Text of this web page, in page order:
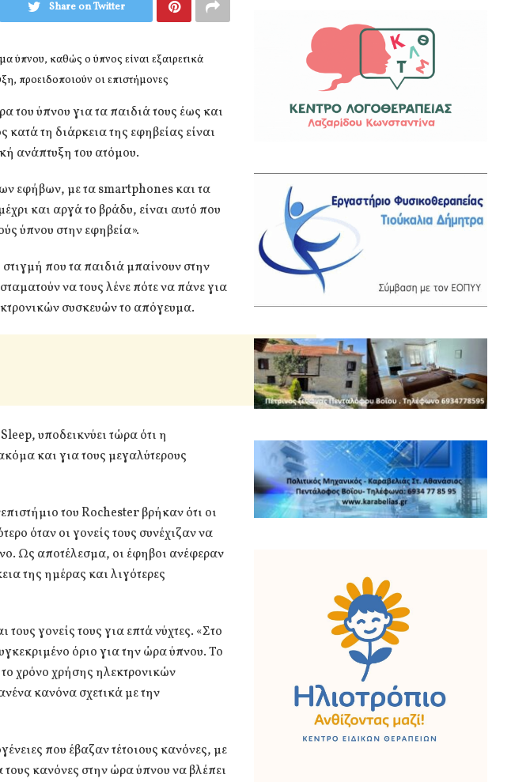
Share on Twitter
ύπνου, καθώς ο ύπνος είναι εξαιρετικά
προειδοποιούν οι επιστήμονες
του ύπνου για τα παιδιά τους έως και
τη διάρκεια της εφηβείας είναι
ανάπτυξη του ατόμου.
εφήβων, με τα smartphones και τα
και αργά το βράδυ, είναι αυτό που
ύπνου στην εφηβεία».
στιγμή που τα παιδιά μπαίνουν στην
να τους λένε πότε να πάνε για
συσκευών το απόγευμα.
υποδεικνύει τώρα ότι η
και για τους μεγαλύτερους
του Rochester βρήκαν ότι οι
όταν οι γονείς τους συνέχιζαν να
Ως αποτέλεσμα, οι έφηβοι ανέφεραν
της ημέρας και λιγότερες
γονείς τους για επτά νύχτες. «Στο
όριο για την ώρα ύπνου. Το
χρόνο χρήσης ηλεκτρονικών
κανόνα σχετικά με την
που έβαζαν τέτοιους κανόνες, με
κανόνες στην ώρα ύπνου να βλέπει